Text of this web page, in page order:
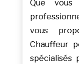
Que vous
vous
Chauffeur